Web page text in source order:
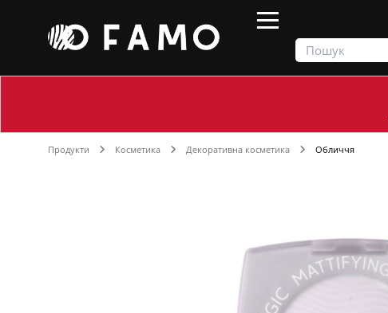
Продукти Косметика Декоративна косметика Обличчя